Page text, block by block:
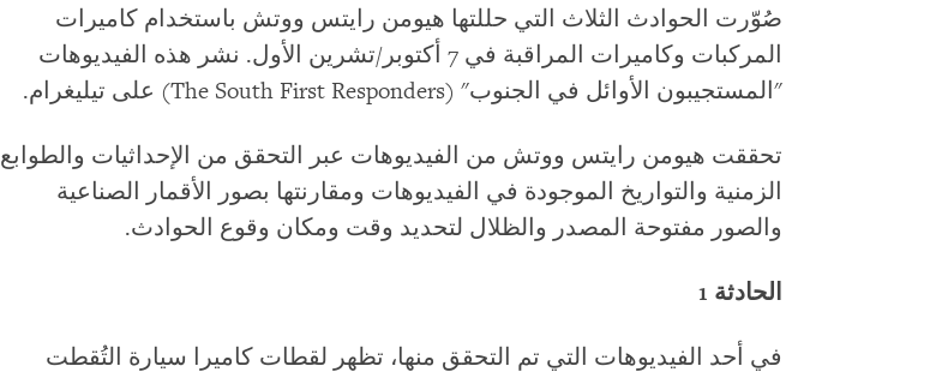
صُوّرت الحوادث الثلاث التي حللتها هيومن رايتس ووتش باستخدام كاميرات
المركبات وكاميرات المراقبة في 7 أكتوبر/تشرين الأول. نشر هذه الفيديوهات
"المستجيبون الأوائل في الجنوب" (The South First Responders) على تيليغرام.
تحققت هيومن رايتس ووتش من الفيديوهات عبر التحقق من الإحداثيات والطوابع
الزمنية والتواريخ الموجودة في الفيديوهات ومقارنتها بصور الأقمار الصناعية
والصور مفتوحة المصدر والظلال لتحديد وقت ومكان وقوع الحوادث.
الحادثة 1
في أحد الفيديوهات التي تم التحقق منها، تظهر لقطات كاميرا سيارة التُقطت